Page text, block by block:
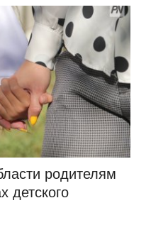
родителям
детского